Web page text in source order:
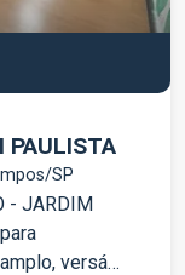
PAULISTA
SP
- JARDIM
versátil